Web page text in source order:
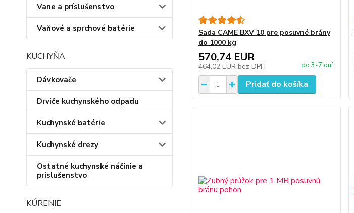
Vane a príslušenstvo
Vaňové a sprchové batérie
KUCHYŇA
Dávkovače
Drviče kuchynského odpadu
Kuchynské batérie
Kuchynské drezy
Ostatné kuchynské náčinie a
príslušenstvo
KÚRENIE
Sada CAME BXV 10 pre posuvné brány
do 1000 kg
570,74 EUR
464,02 EUR bez DPH do 3-7 dní
Pridať do košíka